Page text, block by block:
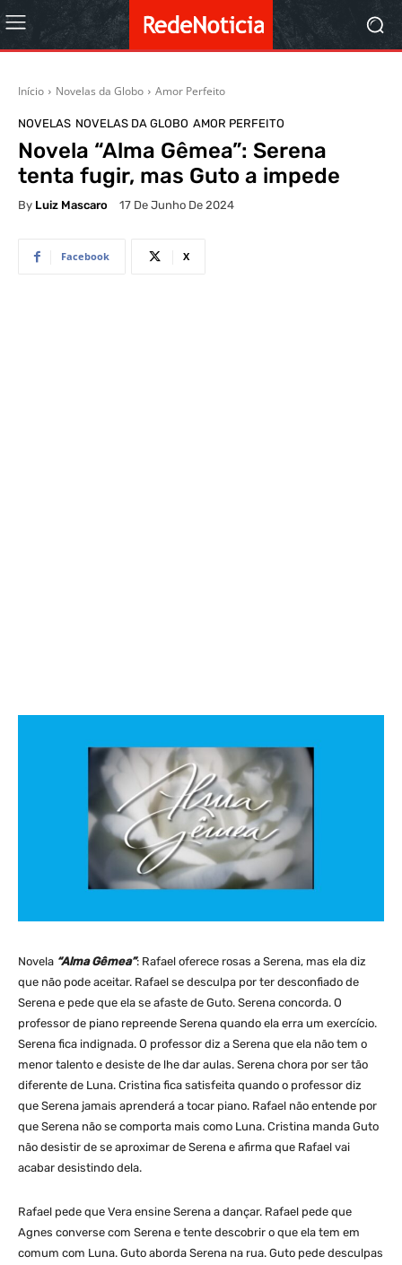
Início Novelas da Globo Amor Perfeito
NOVELAS NOVELAS DA GLOBO AMOR PERFEITO
Novela “Alma Gêmea”: Serena
tenta fugir, mas Guto a impede
By Luiz Mascaro 17 De Junho De 2024
Facebook X
Novela “Alma Gêmea”: Rafael oferece rosas a Serena, mas ela diz
que não pode aceitar. Rafael se desculpa por ter desconfiado de
Serena e pede que ela se afaste de Guto. Serena concorda. O
professor de piano repreende Serena quando ela erra um exercício.
Serena fica indignada. O professor diz a Serena que ela não tem o
menor talento e desiste de lhe dar aulas. Serena chora por ser tão
diferente de Luna. Cristina fica satisfeita quando o professor diz
que Serena jamais aprenderá a tocar piano. Rafael não entende por
que Serena não se comporta mais como Luna. Cristina manda Guto
não desistir de se aproximar de Serena e afirma que Rafael vai
acabar desistindo dela.
Rafael pede que Vera ensine Serena a dançar. Rafael pede que
Agnes converse com Serena e tente descobrir o que ela tem em
comum com Luna. Guto aborda Serena na rua. Guto pede desculpas